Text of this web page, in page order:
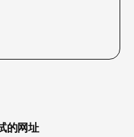
网址